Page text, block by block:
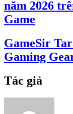
năm 2026
Game
GameSir
Gaming
Tác giả